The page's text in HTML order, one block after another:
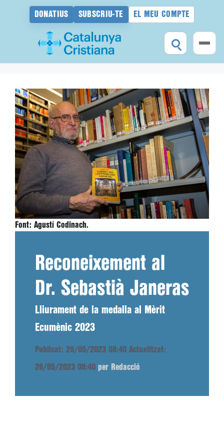
DONATIUS SUBSCRIU-TE EL MEU COMPTE
contingut
Font: Agustí Codinach.
Reconeixement al
Dr. Sebastià Janeras
Lliurament de la medalla al Mèrit
Ecumènic 2023
Publicat: 26/05/2023 08:40 Actualitzat:
26/05/2023 08:40 per Redacció